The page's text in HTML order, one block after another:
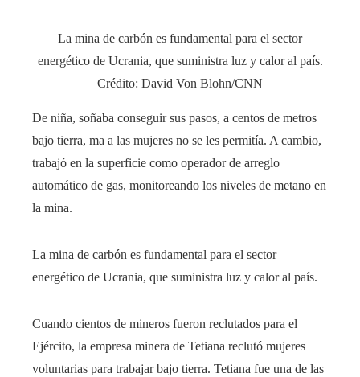
La mina de carbón es fundamental para el sector
energético de Ucrania, que suministra luz y calor al país.
Crédito: David Von Blohn/CNN
De niña, soñaba conseguir sus pasos, a centos de metros
bajo tierra, ma a las mujeres no se les permitía. A cambio,
trabajó en la superficie como operador de arreglo
automático de gas, monitoreando los niveles de metano en
la mina.
La mina de carbón es fundamental para el sector
energético de Ucrania, que suministra luz y calor al país.
Cuando cientos de mineros fueron reclutados para el
Ejército, la empresa minera de Tetiana reclutó mujeres
voluntarias para trabajar bajo tierra. Tetiana fue una de las